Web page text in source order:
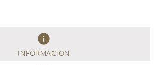
info
INFORMACIÓN